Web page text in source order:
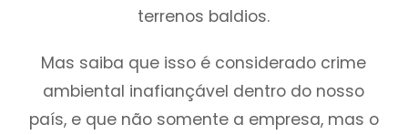
terrenos baldios.
Mas saiba que isso é considerado crime
ambiental inafiançável dentro do nosso
país, e que não somente a empresa, mas o